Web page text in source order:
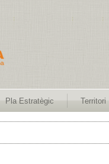
Pla Estratègic Territori